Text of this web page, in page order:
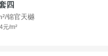
四
锦官天樾
元/m²